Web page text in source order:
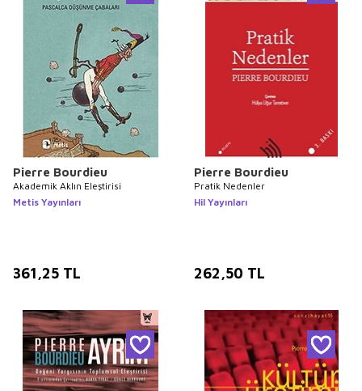
Pierre Bourdieu
Akademik Aklın Eleştirisi
Metis Yayınları
361,25 TL
Pierre Bourdieu
Pratik Nedenler
Hil Yayınları
262,50 TL